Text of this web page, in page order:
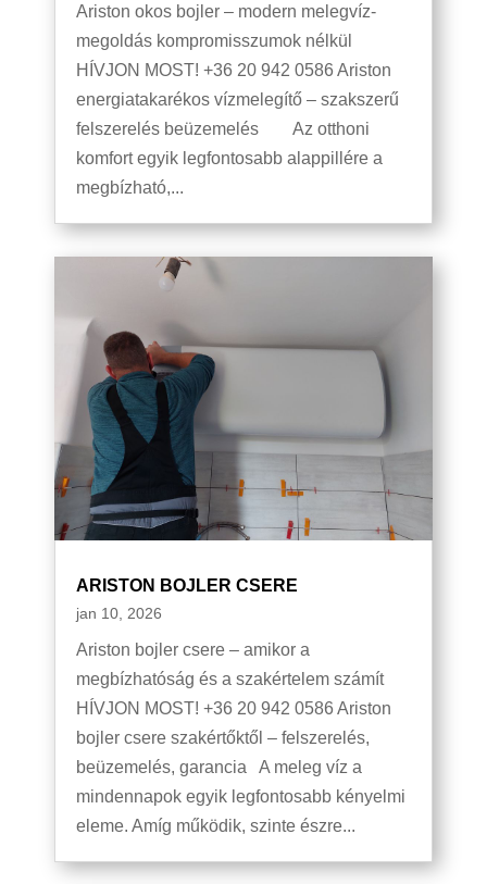
Ariston okos bojler – modern melegvíz-
megoldás kompromisszumok nélkül
HÍVJON MOST! +36 20 942 0586 Ariston
energiatakarékos vízmelegítő – szakszerű
felszerelés beüzemelés Az otthoni
komfort egyik legfontosabb alappillére a
megbízható,...
ARISTON BOJLER CSERE
jan 10, 2026
Ariston bojler csere – amikor a
megbízhatóság és a szakértelem számít
HÍVJON MOST! +36 20 942 0586 Ariston
bojler csere szakértőktől – felszerelés,
beüzemelés, garancia A meleg víz a
mindennapok egyik legfontosabb kényelmi
eleme. Amíg működik, szinte észre...